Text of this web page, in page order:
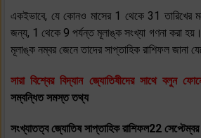
একইভাবে, যে কোনও মাসের 1 থেকে 31 তারিখের
জন্য, 1 থেকে 9 পর্যন্ত মূলাঙ্ক সংখ্যা গণনা করা
মূলাঙ্ক নম্বর জেনে তাদের সাপ্তাহিক রাশিফল ​​জানা
সারা বিশ্বের বিদ্যান জ্যোতিষীদের সাথে বলুন
সম্বন্ধিত সমস্ত তথ্য
সংখ্যাতত্ব জ্যোতিষ সাপ্তাহিক রাশিফল22